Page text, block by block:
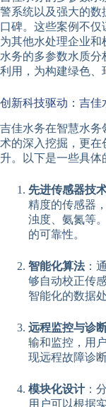
警系统以及强大的数
口碑。这些案例不
为其他水处理企业
水务的多参数水质
利用，为构建绿色、
创新科技驱动：吉佳
吉佳水务在智慧水务
术的深入挖掘，更在
升。以下是一些具体
先进传感器技
精度的传感器
浊度、氨氮等
的可靠性。
智能化算法：
够自动校正传
智能化的数据
远程监控与诊
输和监控，用
现远程故障诊
模块化设计：
用户可以根据